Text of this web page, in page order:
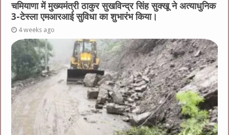
चमियाणा में मुख्यमंत्री ठाकुर सुखविन्द्र सिंह सुक्खू ने अत्याधुनिक
3-टेस्ला एमआरआई सुविधा का शुभारंभ किया।
4 weeks ago